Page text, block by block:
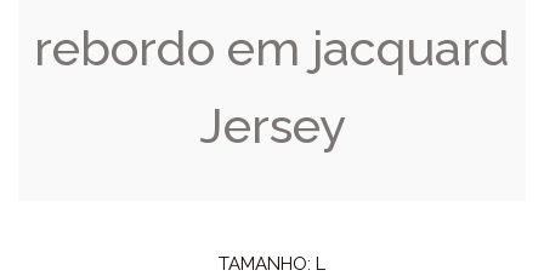
rebordo em jacquard
Jersey
TAMANHO: L